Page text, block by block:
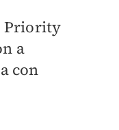
Priority
a
con